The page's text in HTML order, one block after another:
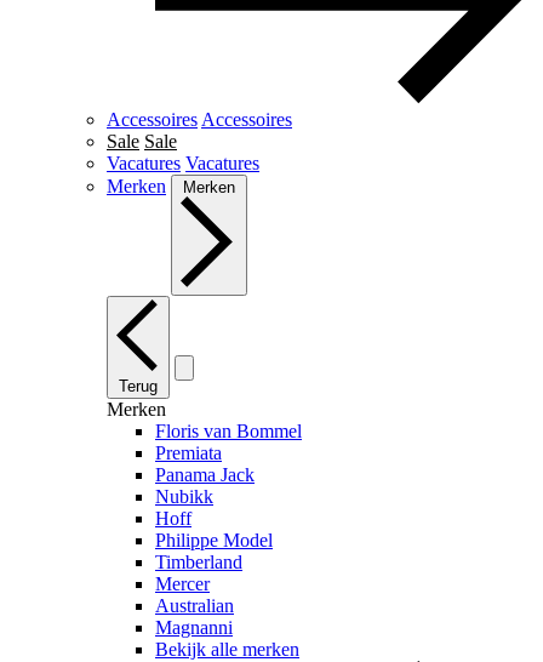
Accessoires Accessoires
Sale Sale
Vacatures Vacatures
Merken
Merken
Terug
Merken
Floris van Bommel
Premiata
Panama Jack
Nubikk
Hoff
Philippe Model
Timberland
Mercer
Australian
Magnanni
Bekijk alle merken